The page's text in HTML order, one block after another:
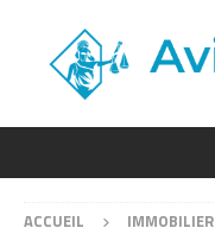
ACCUEIL IMMOBILIER